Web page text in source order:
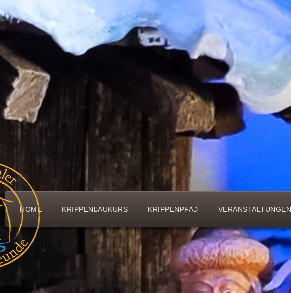
HOME KRIPPENBAUKURS KRIPPENPFAD VERANSTALTUNGEN